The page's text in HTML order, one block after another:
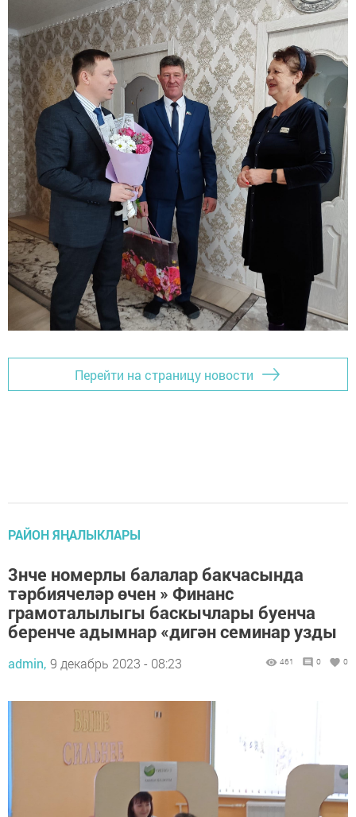
Перейти на страницу новости
РАЙОН ЯҢАЛЫКЛАРЫ
3нче номерлы балалар бакчасында
тәрбиячеләр өчен » Финанс
грамоталылыгы баскычлары буенча
беренче адымнар «дигән семинар узды
admin, 9 декабрь 2023 - 08:23 461 0 0